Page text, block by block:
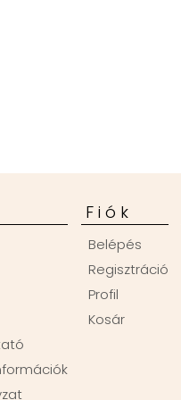
Fiók
Belépés
Regisztráció
Profil
Kosár